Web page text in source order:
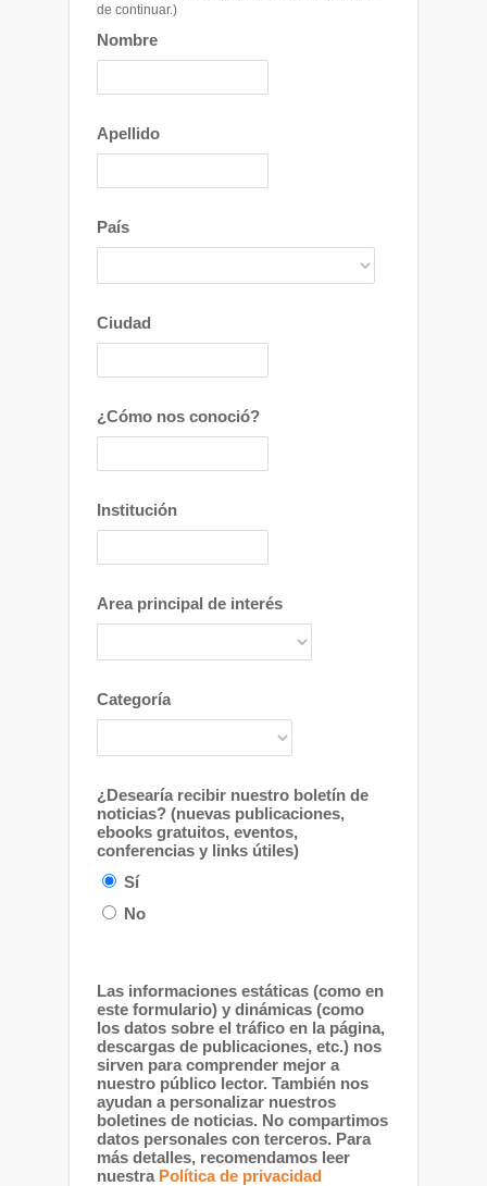
de continuar.)
Nombre
Apellido
País
Ciudad
¿Cómo nos conoció?
Institución
Area principal de interés
Categoría
¿Desearía recibir nuestro boletín de
noticias? (nuevas publicaciones,
ebooks gratuitos, eventos,
conferencias y links útiles)
Sí
No
Las informaciones estáticas (como en
este formulario) y dinámicas (como
los datos sobre el tráfico en la página,
descargas de publicaciones, etc.) nos
sirven para comprender mejor a
nuestro público lector. También nos
ayudan a personalizar nuestros
boletines de noticias. No compartimos
datos personales con terceros. Para
más detalles, recomendamos leer
nuestra Política de privacidad